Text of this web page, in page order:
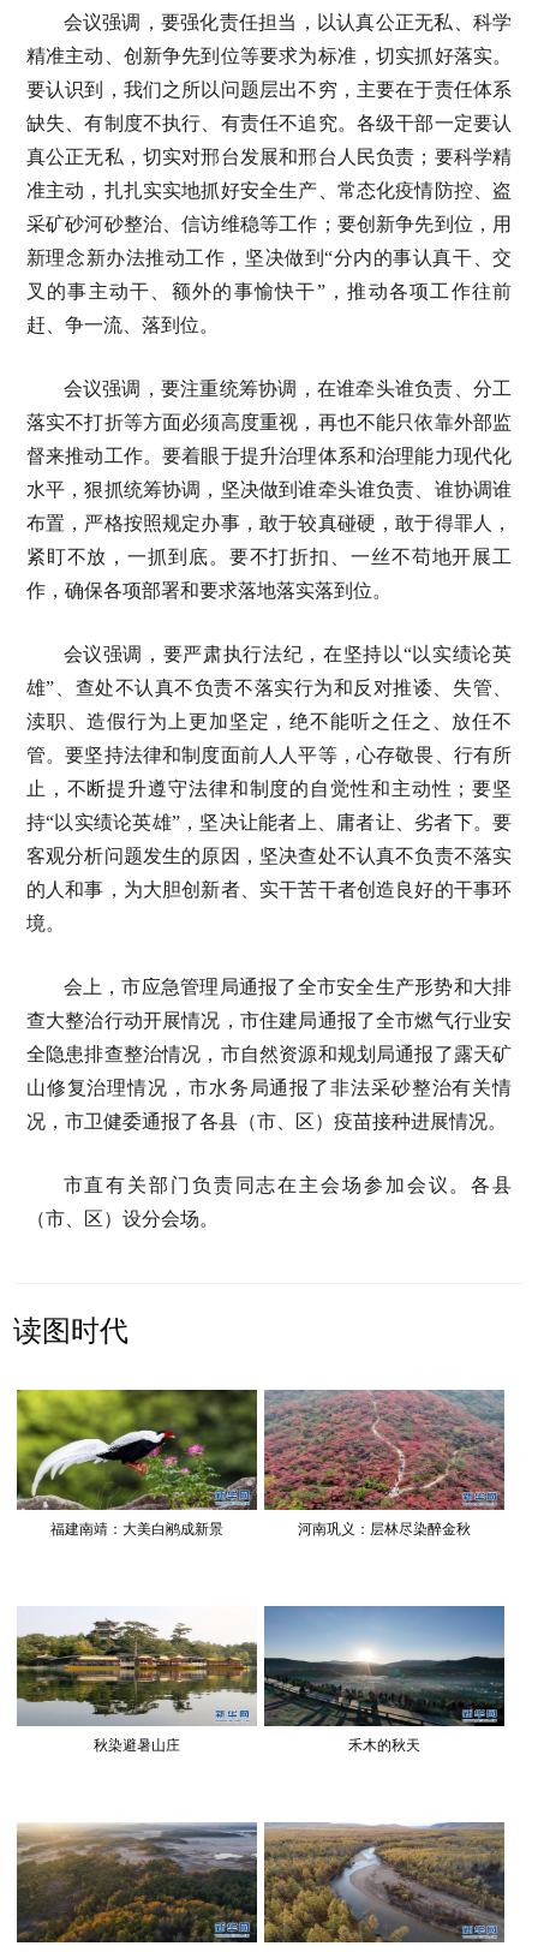
会议强调，要强化责任担当，以认真公正无私、科学
精准主动、创新争先到位等要求为标准，切实抓好落实。
要认识到，我们之所以问题层出不穷，主要在于责任体系
缺失、有制度不执行、有责任不追究。各级干部一定要认
真公正无私，切实对邢台发展和邢台人民负责；要科学精
准主动，扎扎实实地抓好安全生产、常态化疫情防控、盗
采矿砂河砂整治、信访维稳等工作；要创新争先到位，用
新理念新办法推动工作，坚决做到“分内的事认真干、交
叉的事主动干、额外的事愉快干”，推动各项工作往前
赶、争一流、落到位。
会议强调，要注重统筹协调，在谁牵头谁负责、分工
落实不打折等方面必须高度重视，再也不能只依靠外部监
督来推动工作。要着眼于提升治理体系和治理能力现代化
水平，狠抓统筹协调，坚决做到谁牵头谁负责、谁协调谁
布置，严格按照规定办事，敢于较真碰硬，敢于得罪人，
紧盯不放，一抓到底。要不打折扣、一丝不苟地开展工
作，确保各项部署和要求落地落实落到位。
会议强调，要严肃执行法纪，在坚持以“以实绩论英
雄”、查处不认真不负责不落实行为和反对推诿、失管、
渎职、造假行为上更加坚定，绝不能听之任之、放任不
管。要坚持法律和制度面前人人平等，心存敬畏、行有所
止，不断提升遵守法律和制度的自觉性和主动性；要坚
持“以实绩论英雄”，坚决让能者上、庸者让、劣者下。要
客观分析问题发生的原因，坚决查处不认真不负责不落实
的人和事，为大胆创新者、实干苦干者创造良好的干事环
境。
会上，市应急管理局通报了全市安全生产形势和大排
查大整治行动开展情况，市住建局通报了全市燃气行业安
全隐患排查整治情况，市自然资源和规划局通报了露天矿
山修复治理情况，市水务局通报了非法采砂整治有关情
况，市卫健委通报了各县（市、区）疫苗接种进展情况。
市直有关部门负责同志在主会场参加会议。各县
（市、区）设分会场。
读图时代
福建南靖：大美白鹇成新景 河南巩义：层林尽染醉金秋
秋染避暑山庄 禾木的秋天